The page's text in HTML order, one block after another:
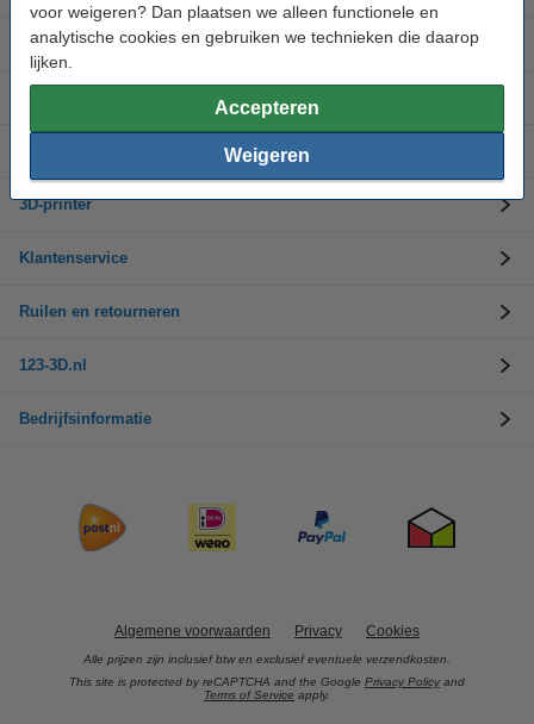
voor weigeren? Dan plaatsen we alleen functionele en
analytische cookies en gebruiken we technieken die daarop
lijken.
Accepteren
Weigeren
Filament 3D printer
3D-printer
Klantenservice
Ruilen en retourneren
123-3D.nl
Bedrijfsinformatie
Algemene voorwaarden Privacy Cookies
Alle prijzen zijn inclusief btw en exclusief eventuele verzendkosten.
This site is protected by reCAPTCHA and the Google Privacy Policy and
Terms of Service apply.